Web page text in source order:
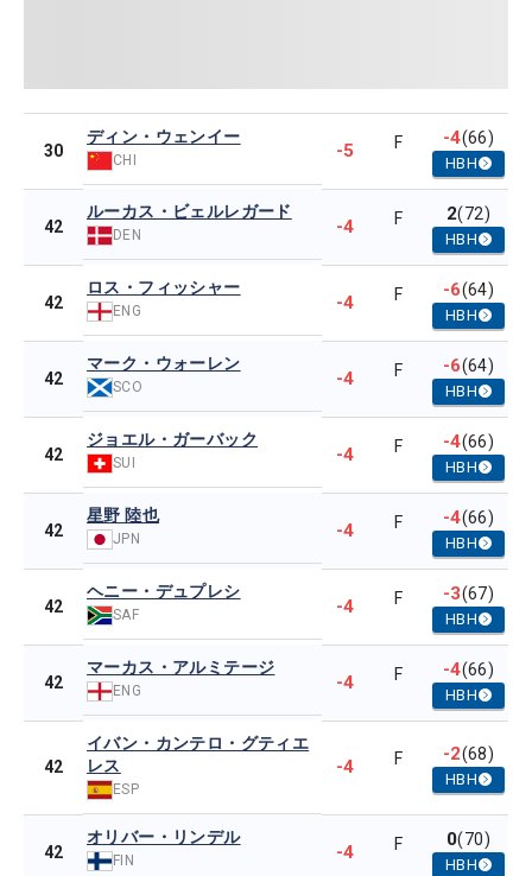
30
ディン・ウェンイー
CHI -5 F -4(66)
HBH
42
ルーカス・ビェルレガード
DEN -4 F 2(72)
HBH
42
ロス・フィッシャー
ENG -4 F -6(64)
HBH
42
マーク・ウォーレン
SCO -4 F -6(64)
HBH
42
ジョエル・ガーバック
SUI -4 F -4(66)
HBH
42
星野 陸也
JPN -4 F -4(66)
HBH
42
ヘニー・デュプレシ
SAF -4 F -3(67)
HBH
42
マーカス・アルミテージ
ENG -4 F -4(66)
HBH
42
イバン・カンテロ・グティエ
レス
ESP
-4 F -2(68)
HBH
42
オリバー・リンデル
FIN -4 F 0(70)
HBH